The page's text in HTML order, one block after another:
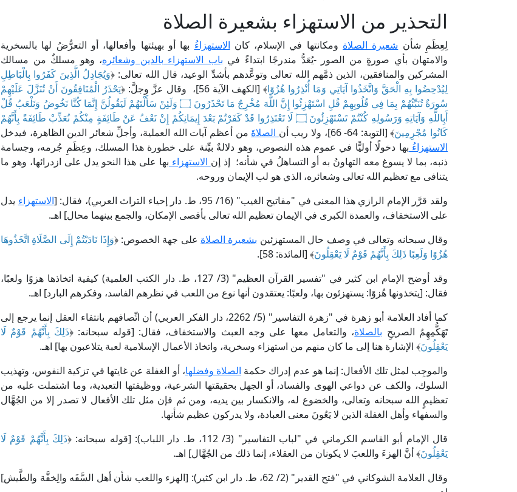
التحذير من الاستهزاء بشعيرة الصلاة
لِعِظَمِ شأن شعيرة الصلاة ومكانتها في الإسلام، كان الاستهزاءُ بها أو بهيئتها وأفعالها، أو التعرُّضُ لها بالسخرية
والامتهان بأي صورةٍ من الصور -يُعَدُّ مندرجًا ابتداءً في باب الاستهزاء بالدين وشعائره، وهو مسلكٌ من مسالك
المشركين والمنافقين، الذين ذمَّهم الله تعالى وتوعَّدهم بأشدِّ الوعيد، قال الله تعالى: ﴿وَيُجَادِلُ الَّذِينَ كَفَرُوا بِالْبَاطِلِ
لِيُدْحِضُوا بِهِ الْحَقَّ وَاتَّخَذُوا آيَاتِي وَمَا أُنْذِرُوا هُزُوًا﴾ [الكهف الآية 56]، وقال عزَّ وجلَّ: ﴿
يَحْذَرُ الْمُنَافِقُونَ أَنْ تُنَزَّلَ عَلَيْهِمْ
سُورَةٌ تُنَبِّئُهُمْ بِمَا فِي قُلُوبِهِمْ قُلِ اسْتَهْزِئُوا إِنَّ اللَّهَ مُخْرِجٌ مَا تَحْذَرُونَ ۝ وَلَئِنْ سَأَلْتَهُمْ لَيَقُولُنَّ إِنَّمَا كُنَّا نَخُوضُ وَنَلْعَبُ قُلْ
أَبِاللَّهِ وَآيَاتِهِ وَرَسُولِهِ كُنْتُمْ تَسْتَهْزِئُونَ ۝ لَا تَعْتَذِرُوا قَدْ كَفَرْتُمْ بَعْدَ إِيمَانِكُمْ إِنْ نَعْفُ عَنْ طَائِفَةٍ مِنْكُمْ نُعَذِّبْ طَائِفَةً بِأَنَّهُمْ
كَانُوا مُجْرِمِينَ﴾ [التوبة: 64- 66]، ولا ريب أن الصلاةَ من أعظم آيات الله العملية، وأجلِّ شعائر الدين الظاهرة، فيدخل
الاستهزاءُ بها دخولًا أوليًّا في عموم هذه النصوص، وهو دلالةٌ بيِّنة على خطورة هذا المسلك، وعِظَمِ جُرمه، وجسامة
ذنبه، بما لا يسوغ معه التهاونُ به أو التساهلُ في شأنه؛ إذ إن الاستهزاء بها على هذا النحو يدل على ازدرائها، وهو ما
يتنافى مع تعظيم الله تعالى وشعائره، الذي هو لب الإيمان وروحه.
ولقد قرَّر الإمام الرازي هذا المعنى في "مفاتيح الغيب" (16/ 95، ط. دار إحياء التراث العربي)، فقال: [
الاستهزاء يدل
على الاستخفاف، والعمدة الكبرى في الإيمان تعظيم الله تعالى بأقصى الإمكان، والجمع بينهما محال] اهـ.
وقال سبحانه وتعالى في وصف حال المستهزئين بشعيرة الصلاة على جهة الخصوص: ﴿وَإِذَا نَادَيْتُمْ إِلَى الصَّلَاةِ اتَّخَذُوهَا
هُزُوًا وَلَعِبًا ذَلِكَ بِأَنَّهُمْ قَوْمٌ لَا يَعْقِلُونَ﴾ [المائدة: 58].
وقد أوضح الإمام ابن كثير في "تفسير القرآن العظيم" (3/ 127، ط. دار الكتب العلمية) كيفية اتخاذها هزوًا ولعبًا،
فقال: [يتخذونها هُزوًا: يستهزئون بها، ولعبًا: يعتقدون أنها نوع من اللعب في نظرهم الفاسد، وفكرهم البارد] اهـ.
كما أفاد العلامة أبو زهرة في "زهرة التفاسير" (5/ 2262، دار الفكر العربي) أن اتِّصافهم بانتفاء العقل إنما يرجع إلى
تَهَكُّمِهِمُ الصريحِ بالصلاة، والتعامل معها على وجه العبث والاستخفاف، فقال: [قوله سبحانه: ﴿ذَلِكَ بِأَنَّهُمْ قَوْمٌ لَا
يَعْقِلُونَ﴾ الإشارة هنا إلى ما كان منهم من استهزاء وسخرية، واتخاذ الأعمال الإسلامية لعبة يتلاعبون بها] اهـ.
والموجِب لمثل تلك الأفعال: إنما هو عدم إدراك حكمة الصلاة وفضلها، أو الغفلة عن غايتها في تزكية النفوس، وتهذيب
السلوك، والكف عن دواعي الهوى والفساد، أو الجهل بحقيقتها الشرعية، ووظيفتها التعبدية، وما اشتملت عليه من
تعظيمٍ الله سبحانه وتعالى، والخضوع له، والانكسار بين يديه، ومن ثم فإن مثل تلك الأفعال لا تصدر إلا من الجُهَّال
والسفهاء وأهل الغفلة الذين لا يَعُونَ معنى العبادة، ولا يدركون عظيم شأنها.
قال الإمام أبو القاسم الكرماني في "لباب التفاسير" (3/ 112، ط. دار اللباب): [قوله سبحانه: ﴿
ذَلِكَ بِأَنَّهُمْ قَوْمٌ لَا
يَعْقِلُونَ﴾ أنَّ الهزءَ واللعبَ لا يكونان من العقلاء، إنما ذلك من الجُهَّال] اهـ.
وقال العلامة الشوكاني في "فتح القدير" (2/ 62، ط. دار ابن كثير): [الهزء واللعب شأن أهل السَّفَه والِخفَّة والطَّيش]